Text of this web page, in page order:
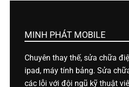
h
o
MINH PHÁT MOBILE
Chuyên thay thế, sửa chữa
ipad, máy tính bảng. Sửa
các lỗi với đội ngũ kỹ thuật